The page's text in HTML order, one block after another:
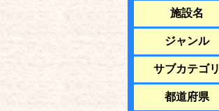
施設名
ジャンル
サブカテゴリ
都道府県